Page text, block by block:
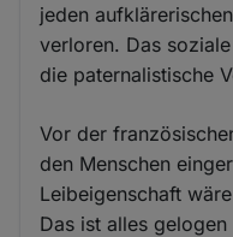
jeden
verloren. Das
die paternalistische
Vor der
den Menschen
Leibeigenschaft
Das ist alles